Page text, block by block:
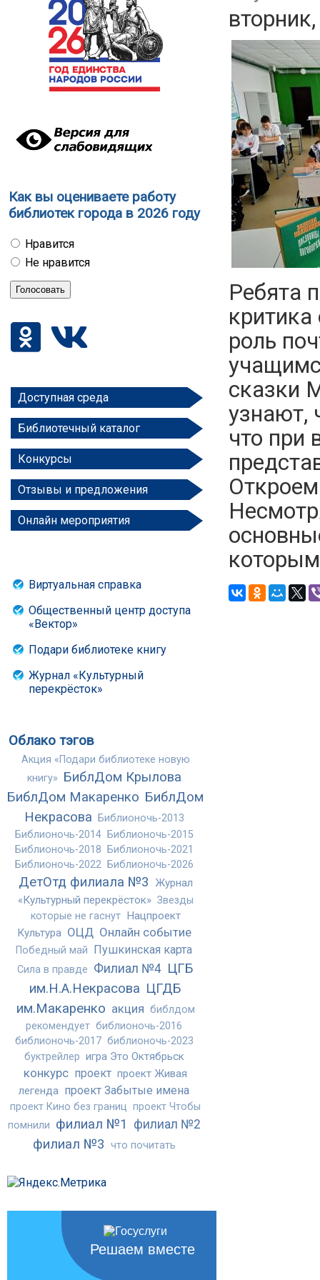
Как вы оцениваете работу
библиотек города в 2026 году
Нравится
Не нравится
Доступная среда
Библиотечный каталог
Конкурсы
Отзывы и предложения
Онлайн мероприятия
Виртуальная справка
Общественный центр доступа
«Вектор»
Подари библиотеке книгу
Журнал «Культурный
перекрёсток»
Облако тэгов
Акция «Подари библиотеке новую
книгу» БиблДом Крылова
БиблДом Макаренко БиблДом
Некрасова
Библионочь-2013
Библионочь-2014
Библионочь-2015
Библионочь-2018
Библионочь-2021
Библионочь-2022
Библионочь-2026
ДетОтд филиала №3
Журнал
«Культурный перекрёсток» Звезды
которые не гаснут Нацпроект
Культура ОЦД Онлайн событие
Победный май Пушкинская карта
Сила в правде Филиал №4 ЦГБ
им.Н.А.Некрасова ЦГДБ
им.Макаренко акция библдом
рекомендует библионочь-2016
библионочь-2017 библионочь-2023
буктрейлер игра Это Октябрьск
конкурс проект проект Живая
легенда проект Забытые имена
проект Кино без границ проект Чтобы
помнили филиал №1 филиал №2
филиал №3 что почитать
Решаем вместе
Ребята
критика
роль
сказки
узнают,
что при